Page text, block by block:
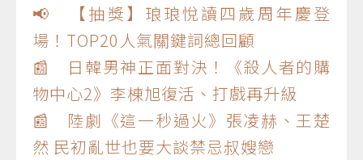
📢 【抽獎】琅琅悅讀四歲周年慶登
場！TOP20人氣關鍵詞總回顧
📰 日韓男神正面對決！《殺人者的購
物中心2》李棟旭復活、打戲再升級
📰 陸劇《這一秒過火》張凌赫、王楚
然 民初亂世也要大談禁忌叔嫂戀